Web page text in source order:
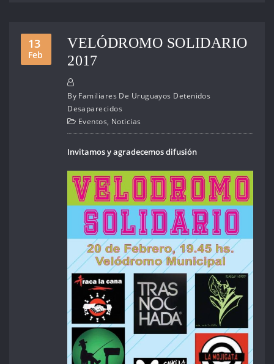
13
Feb
VELÓDROMO SOLIDARIO
2017
By Familiares De Uruguayos Detenidos
Desaparecidos
Eventos, Noticias
Invitamos y agradecemos difusión